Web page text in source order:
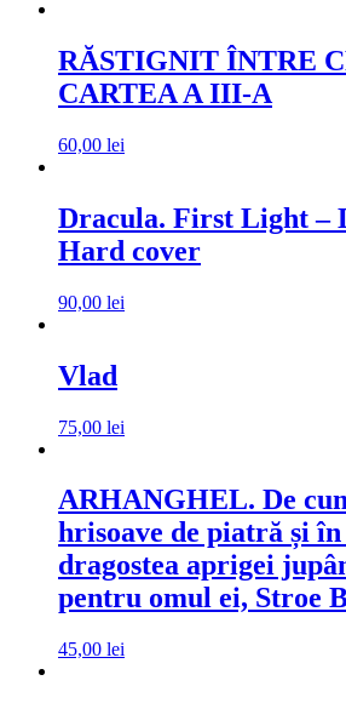
RĂSTIGNIT ÎNTRE
CARTEA A III-A
60,00 lei
Dracula. First Light –
Hard cover
90,00 lei
Vlad
75,00 lei
ARHANGHEL. De
hrisoave de piatră și
dragostea aprigei
pentru omul ei, Stroe
45,00 lei